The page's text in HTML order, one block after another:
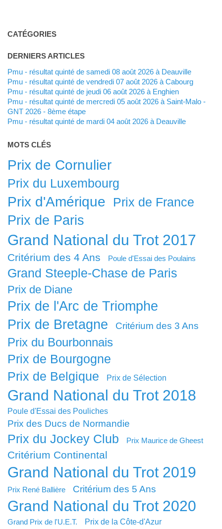
CATÉGORIES
DERNIERS ARTICLES
Pmu - résultat quinté de samedi 08 août 2026 à Deauville
Pmu - résultat quinté de vendredi 07 août 2026 à Cabourg
Pmu - résultat quinté de jeudi 06 août 2026 à Enghien
Pmu - résultat quinté de mercredi 05 août 2026 à Saint-Malo -
GNT 2026 - 8ème étape
Pmu - résultat quinté de mardi 04 août 2026 à Deauville
MOTS CLÉS
Prix de Cornulier
Prix du Luxembourg
Prix d'Amérique Prix de France
Prix de Paris
Grand National du Trot 2017
Critérium des 4 Ans Poule d'Essai des Poulains
Grand Steeple-Chase de Paris
Prix de Diane
Prix de l'Arc de Triomphe
Prix de Bretagne
Critérium des 3 Ans
Prix du Bourbonnais
Prix de Bourgogne
Prix de Belgique
Prix de Sélection
Grand National du Trot 2018
Poule d'Essai des Pouliches
Prix des Ducs de Normandie
Prix du Jockey Club Prix Maurice de Gheest
Critérium Continental
Grand National du Trot 2019
Prix René Ballière Critérium des 5 Ans
Grand National du Trot 2020
Grand Prix de l'U.E.T. Prix de la Côte-d'Azur